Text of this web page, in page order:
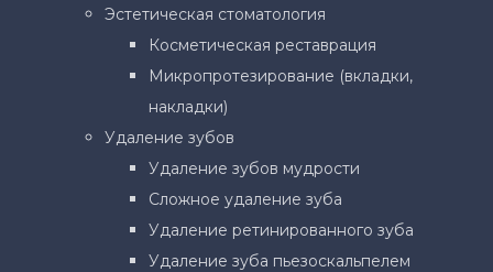
Эстетическая стоматология
Косметическая реставрация
Микропротезирование (вкладки,
накладки)
Удаление зубов
Удаление зубов мудрости
Сложное удаление зуба
Удаление ретинированного зуба
Удаление зуба пьезоскальпелем